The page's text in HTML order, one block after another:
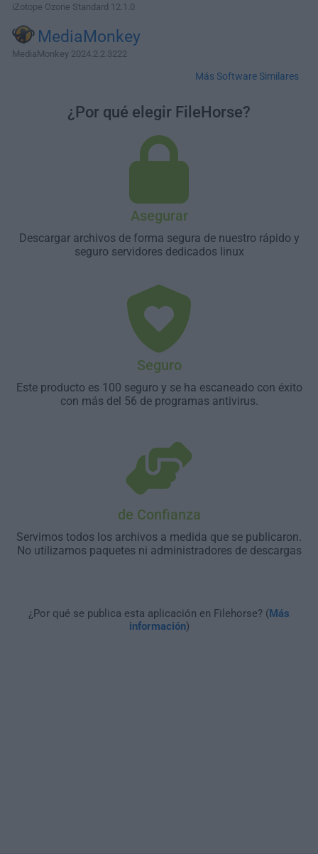
iZotope Ozone Standard 12.1.0
MediaMonkey
MediaMonkey 2024.2.2.3222
Más Software Similares
¿Por qué elegir FileHorse?
Asegurar
Descargar archivos de forma segura de nuestro rápido y
seguro servidores dedicados linux
Seguro
Este producto es 100 seguro y se ha escaneado con éxito
con más del 56 de programas antivirus.
de Confianza
Servimos todos los archivos a medida que se publicaron.
No utilizamos paquetes ni administradores de descargas
¿Por qué se publica esta aplicación en Filehorse? (Más
información)